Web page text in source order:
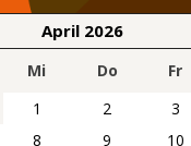
April 2026
Mi Do Fr
1 2 3
8 9 10